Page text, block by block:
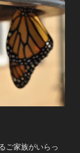
ご家族がいらっ